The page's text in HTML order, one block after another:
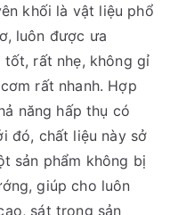
khối là vật liệu phổ
luôn được ưa
rất nhẹ, không gỉ
rất nhanh. Hợp
năng hấp thụ có
đó, chất liệu này sở
sản phẩm không bị
giúp cho luôn
sát trong sản